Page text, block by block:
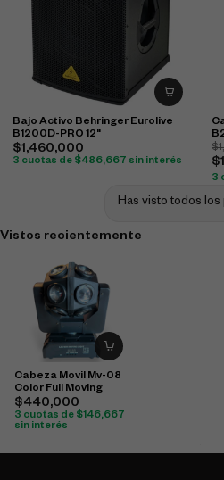
Bajo Activo Behringer Eurolive
B1200D-PRO 12"
$1,460,000
3 cuotas de $486,667 sin interés
$
$
3
Has visto todos
Vistos recientemente
Cabeza Movil Mv-08
Color Full Moving
$440,000
3 cuotas de $146,667
sin interés